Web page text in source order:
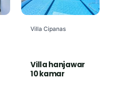
Villa Cipanas
Villa hanjawar
10 kamar